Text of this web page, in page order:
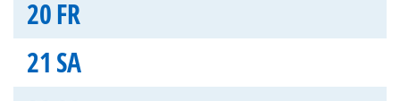
20FR
21 SA